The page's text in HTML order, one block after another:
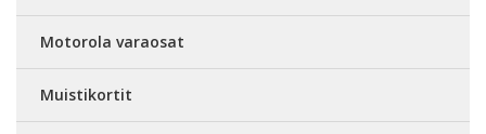
Motorola varaosat
Muistikortit